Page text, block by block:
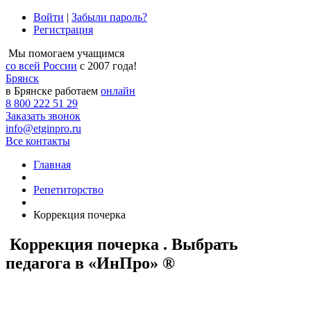
Войти | Забыли пароль?
Регистрация
Мы помогаем учащимся
со всей России с 2007 года!
Брянск
в Брянске работаем онлайн
8 800 222 51 29
Заказать звонок
info@etginpro.ru
Все контакты
Главная
Репетиторство
Коррекция почерка
Коррекция почерка . Выбрать
педагога в «ИнПро» ®